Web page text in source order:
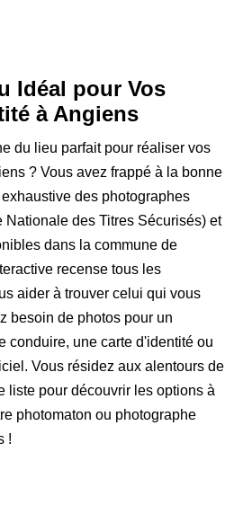
Idéal pour Vos
à Angiens
du lieu parfait pour réaliser vos
? Vous avez frappé à la bonne
des photographes
Nationale des Titres Sécurisés) et
dans la commune de
recense tous les
aider à trouver celui qui vous
besoin de photos pour un
conduire, une carte d'identité ou
Vous résidez aux alentours de
liste pour découvrir les options à
photomaton ou photographe
!